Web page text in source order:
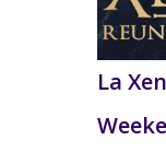
La